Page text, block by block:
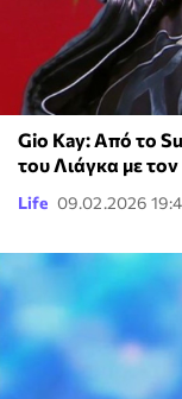
Gio Kay: Από το
του Λιάγκα με
Life 09.02.2026